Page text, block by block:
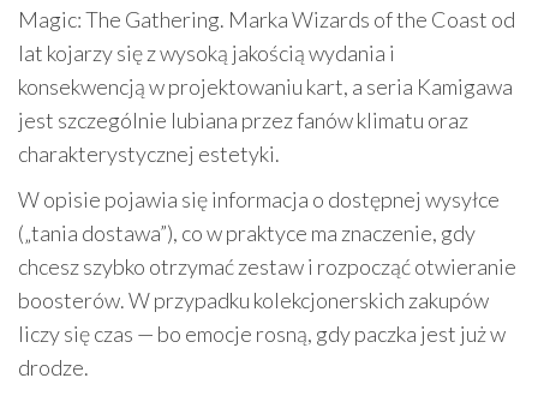
Magic: The Gathering. Marka Wizards of the Coast od
lat kojarzy się z wysoką jakością wydania i
konsekwencją w projektowaniu kart, a seria Kamigawa
jest szczególnie lubiana przez fanów klimatu oraz
charakterystycznej estetyki.
W opisie pojawia się informacja o dostępnej wysyłce
(„tania dostawa”), co w praktyce ma znaczenie, gdy
chcesz szybko otrzymać zestaw i rozpocząć otwieranie
boosterów. W przypadku kolekcjonerskich zakupów
liczy się czas — bo emocje rosną, gdy paczka jest już w
drodze.